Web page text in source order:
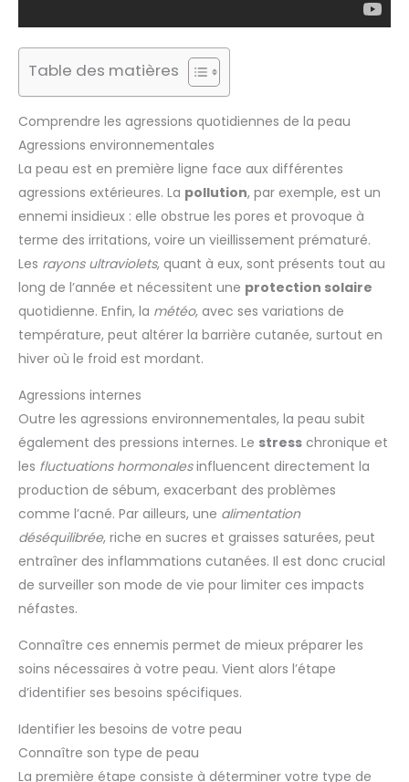
Table des matières
Comprendre les agressions quotidiennes de la peau
Agressions environnementales
La peau est en première ligne face aux différentes
agressions extérieures. La pollution, par exemple, est un
ennemi insidieux : elle obstrue les pores et provoque à
terme des irritations, voire un vieillissement prématuré.
Les rayons ultraviolets, quant à eux, sont présents tout au
long de l’année et nécessitent une protection solaire
quotidienne. Enfin, la météo, avec ses variations de
température, peut altérer la barrière cutanée, surtout en
hiver où le froid est mordant.
Agressions internes
Outre les agressions environnementales, la peau subit
également des pressions internes. Le stress chronique et
les fluctuations hormonalesinfluencent directement la
production de sébum, exacerbant des problèmes
comme l’acné. Par ailleurs, une alimentation
déséquilibrée, riche en sucres et graisses saturées, peut
entraîner des inflammations cutanées. Il est donc crucial
de surveiller son mode de vie pour limiter ces impacts
néfastes.
Connaître ces ennemis permet de mieux préparer les
soins nécessaires à votre peau. Vient alors l’étape
d’identifier ses besoins spécifiques.
Identifier les besoins de votre peau
Connaître son type de peau
La première étape consiste à déterminer votre type de